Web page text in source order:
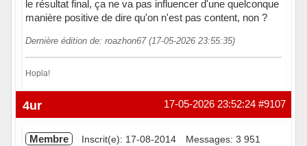
le résultat final, ça ne va pas influencer d'une quelconque
manière positive de dire qu'on n'est pas content, non ?
Dernière édition de: roazhon67 (17-05-2026 23:55:35)
Hopla!
Hors ligne #9107
17-05-2026 23:52:24
4ur
Membre Inscrit(e): 17-08-2014 Messages: 3 951